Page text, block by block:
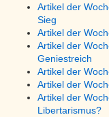
Artikel der
Sieg
Artikel der
Artikel der
Geniestreich
Artikel der
Artikel der
Artikel der
Libertarismus?